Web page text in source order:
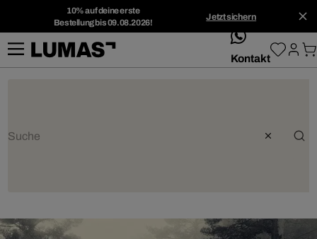
10% auf deine erste
Bestellung bis 09.08.2026!
Jetzt sichern
whatsApp
Kontakt